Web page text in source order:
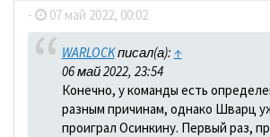
- 07 май 2022, 00:02
WARLOCKписал(а): ↑
06 май 2022, 23:54
Конечно, у команды есть
разным причинам, однако Шварц
проиграл Осинкину. Первый раз,